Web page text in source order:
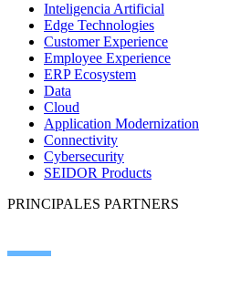
Inteligencia Artificial
Edge Technologies
Customer Experience
Employee Experience
ERP Ecosystem
Data
Cloud
Application Modernization
Connectivity
Cybersecurity
SEIDOR Products
PRINCIPALES PARTNERS